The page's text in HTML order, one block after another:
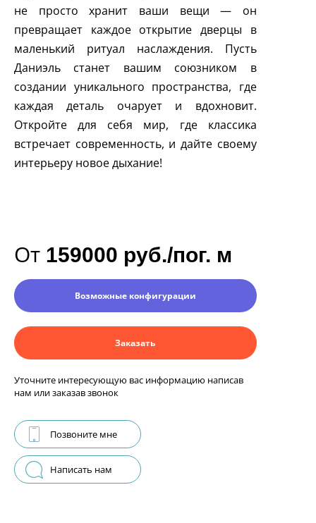
не просто хранит ваши вещи — он
превращает каждое открытие дверцы в
маленький ритуал наслаждения. Пусть
Даниэль станет вашим союзником в
создании уникального пространства, где
каждая деталь очарует и вдохновит.
Откройте для себя мир, где классика
встречает современность, и дайте своему
интерьеру новое дыхание!
От 159000 руб./пог. м
Возможные конфигурации
Заказать
Уточните интересующую вас информацию написав
нам или заказав звонок
Позвоните мне
Написать нам